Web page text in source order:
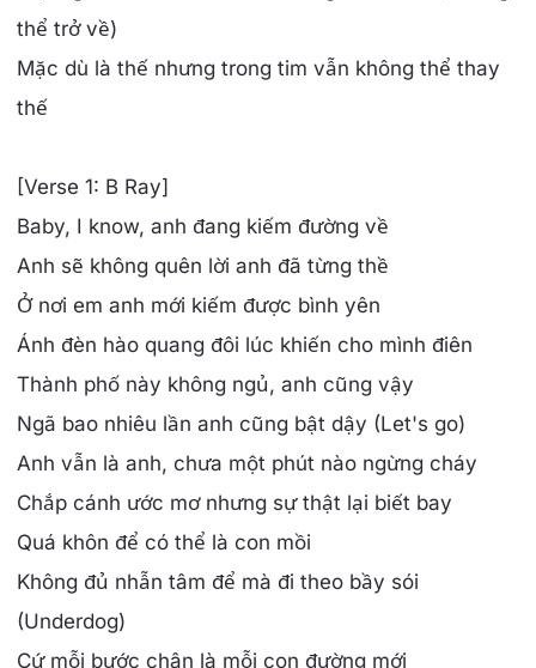
thể trở về)
Mặc dù là thế nhưng trong tim vẫn không thể thay
thế
[Verse 1: B Ray]
Baby, I know, anh đang kiếm đường về
Anh sẽ không quên lời anh đã từng thề
Ở nơi em anh mới kiếm được bình yên
Ánh đèn hào quang đôi lúc khiến cho mình điên
Thành phố này không ngủ, anh cũng vậy
Ngã bao nhiêu lần anh cũng bật dậy (Let's go)
Anh vẫn là anh, chưa một phút nào ngừng cháy
Chắp cánh ước mơ nhưng sự thật lại biết bay
Quá khôn để có thể là con mồi
Không đủ nhẫn tâm để mà đi theo bầy sói
(Underdog)
Cứ mỗi bước chân là mỗi con đường mới